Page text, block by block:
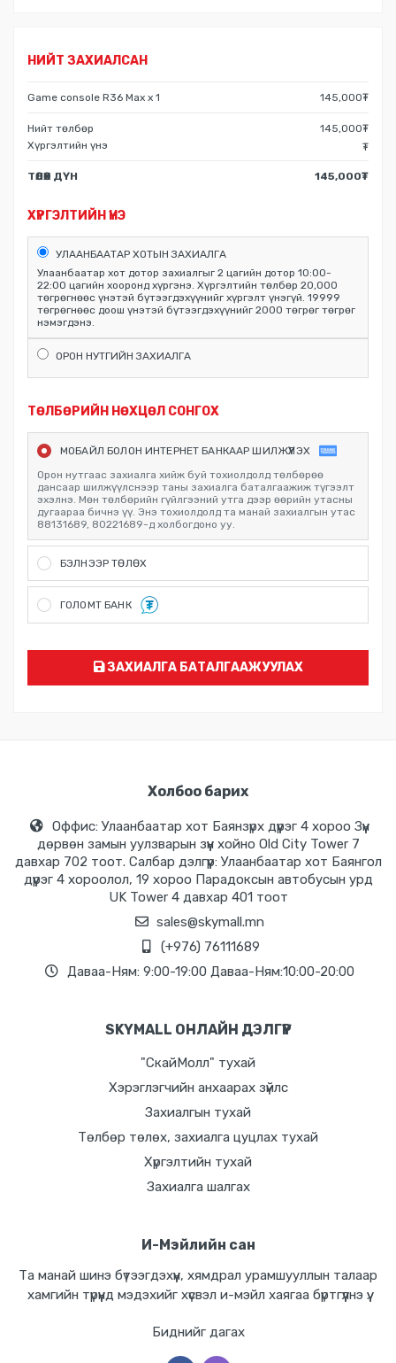
НИЙТ ЗАХИАЛСАН
Game console R36 Max x 1 145,000₮
Нийт төлбөр 145,000₮
Хүргэлтийн үнэ
₮
ТӨЛӨХ ДҮН 145,000₮
ХҮРГЭЛТИЙН ҮНЭ
УЛААНБААТАР ХОТЫН ЗАХИАЛГА
Улаанбаатар хот дотор захиалгыг 2 цагийн дотор 10:00-
22:00 цагийн хооронд хүргэнэ. Хүргэлтийн төлбөр 20,000
төгрөгнөөс үнэтэй бүтээгдэхүүнийг хүргэлт үнэгүй. 19999
төгрөгнөөс доош үнэтэй бүтээгдэхүүнийг 2000 төгрөг төгрөг
нэмэгдэнэ.
ОРОН НУТГИЙН ЗАХИАЛГА
ТӨЛБӨРИЙН НӨХЦӨЛ СОНГОХ
МОБАЙЛ БОЛОН ИНТЕРНЕТ БАНКААР ШИЛЖҮҮЛЭХ
Орон нутгаас захиалга хийж буй тохиолдолд төлбөрөө
дансаар шилжүүлснээр таны захиалга баталгаажиж түгээлт
эхэлнэ. Мөн төлбөрийн гүйлгээний утга дээр өөрийн утасны
дугаараа бичнэ үү. Энэ тохиолдолд та манай захиалгын утас
88131689, 80221689-д холбогдоно уу.
БЭЛНЭЭР ТӨЛӨХ
Хүргэлт хийсний дараа бэлэн мөнгөөр тооцоо хийх...
ГОЛОМТ БАНК
картыг Голомт банкны систем нь унших бөгөөд онлайн
төлбөр хийх боломжтойЗАХИАЛГА БАТАЛГААЖУУЛАХ
Холбоо барих
Оффис: Улаанбаатар хот Баянзүрх дүүрэг 4 хороо Зүүн
дөрвөн замын уулзварын зүүн хойно Old City Tower 7
давхар 702 тоот. Салбар дэлгүүр: Улаанбаатар хот Баянгол
дүүрэг 4 хороолол, 19 хороо Парадоксын автобусын урд
UK Tower 4 давхар 401 тоот
sales@skymall.mn
(+976) 76111689
Даваа-Ням: 9:00-19:00 Даваа-Ням:10:00-20:00
SKYMALL ОНЛАЙН ДЭЛГҮҮР
"СкайМолл" тухай
Хэрэглэгчийн анхаарах зүйлс
Захиалгын тухай
Төлбөр төлөх, захиалга цуцлах тухай
Хүргэлтийн тухай
Захиалга шалгах
И-Мэйлийн сан
Та манай шинэ бүтээгдэхүүн, хямдрал урамшууллын талаар
хамгийн түрүүнд мэдэхийг хүсвэл и-мэйл хаягаа бүртгүүлнэ үү.
Биднийг дагах